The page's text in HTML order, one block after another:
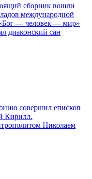
сборник вошли
международной
— человек — мир»
диаконский сан
совершил епископ
Кирилл.
Николаем